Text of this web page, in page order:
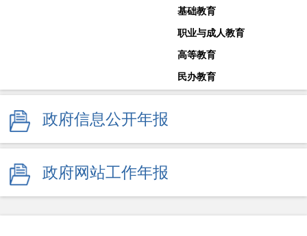
基础教育
职业与成人教育
高等教育
民办教育
教师工作
学校安全生产
政府信息公开年报
政府网站工作年报